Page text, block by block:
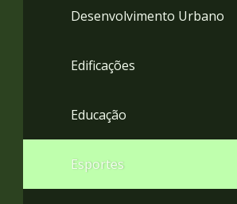
Desenvolvimento Urbano
Edificações
Educação
Esportes